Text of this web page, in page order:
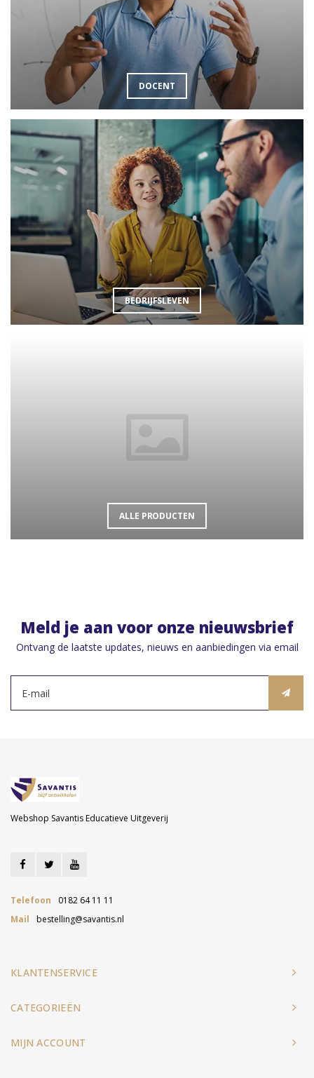
DOCENT
BEDRIJFSLEVEN
ALLE PRODUCTEN
Meld je aan voor onze nieuwsbrief
Ontvang de laatste updates, nieuws en aanbiedingen via email
Webshop Savantis Educatieve Uitgeverij
Telefoon
0182 64 11 11
Mail
bestelling@savantis.nl
KLANTENSERVICE
CATEGORIEËN
MIJN ACCOUNT